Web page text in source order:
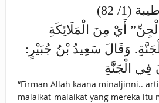
(1/ 82)
أَيْ مِنَ الْمَلَائِكَةِ
وَقَالَ سَعِيدُ بْنُ جُبَيْرٍ:
فِي الْجَنَّةِ
“Firman Allah kaana minaljinni..
malaikat-malaikat yang mereka itu